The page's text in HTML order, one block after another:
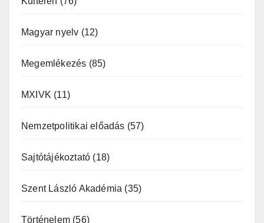
Magyar nyelv (12)
Megemlékezés (85)
MXIVK (11)
Nemzetpolitikai előadás (57)
Sajtótájékoztató (18)
Szent László Akadémia (35)
Történelem (56)